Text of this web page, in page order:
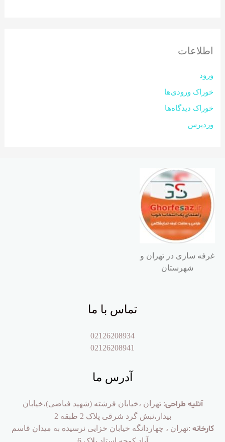
اطلاعات
ورود
خوراک ورودی‌ها
خوراک دیدگاه‌ها
وردپرس
غرفه سازی در تهران و
شهرستان
تماس با ما
02126208934
02126208941
آدرس ما
آتلیه طراحی: تهران ،خیابان فرشته (شهید فیاضی)،خیابان
بیدار،نبش گرد شرقی پلاک 2 طبقه 2
کارخانه :تهران ، چهاردانگه خیابان خزایی نرسیده به میدان قاسم